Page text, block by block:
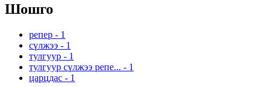
Шошго
репер - 1
сүлжээ - 1
тулгуур - 1
тулгуур сүлжээ репе... - 1
царцдас - 1